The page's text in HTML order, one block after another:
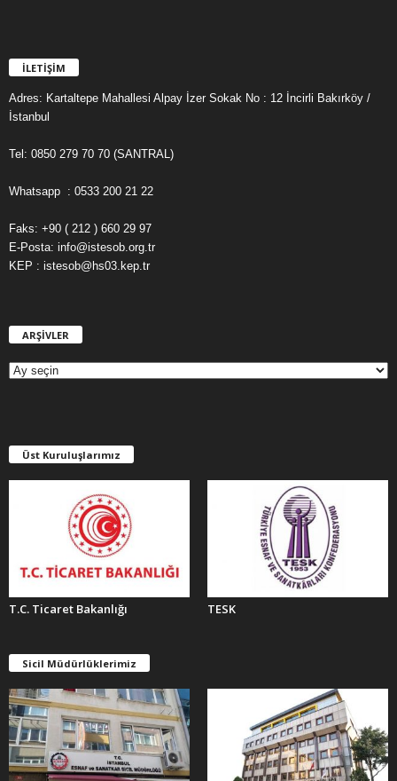
İLETİŞİM
Adres: Kartaltepe Mahallesi Alpay İzer Sokak No : 12 İncirli Bakırköy /
İstanbul
Tel: 0850 279 70 70 (SANTRAL)
Whatsapp : 0533 200 21 22
Faks: +90 ( 212 ) 660 29 97
E-Posta: info@istesob.org.tr
KEP : istesob@hs03.kep.tr
ARŞİVLER
E
R
Üst Kuruluşlarımız
T.C. Ticaret Bakanlığı TESK
Sicil Müdürlüklerimiz